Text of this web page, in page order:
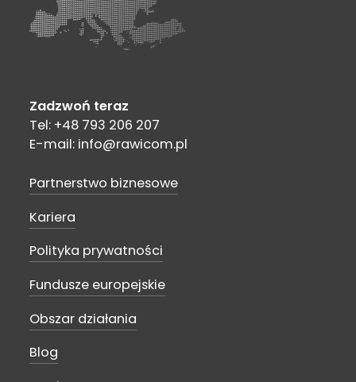
Zadzwoń teraz
Tel: +48 793 206 207
E-mail: info@rawicom.pl
Partnerstwo biznesowe
Kariera
Polityka prywatności
Fundusze europejskie
Obszar działania
Blog